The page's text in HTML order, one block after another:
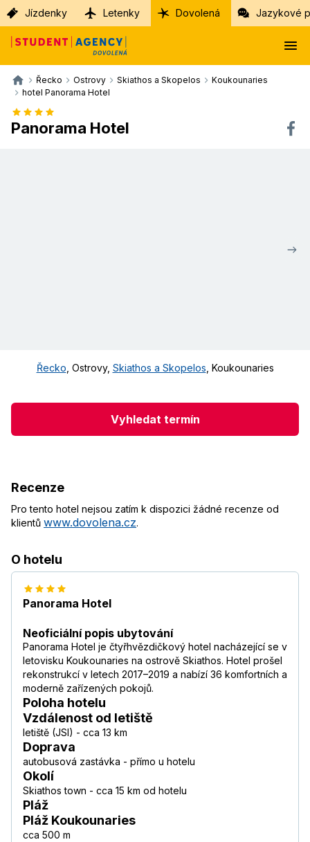
Jízdenky Letenky Dovolená Jazykové
Řecko Ostrovy Skiathos a Skopelos
Koukounaries
hotel Panorama Hotel
Panorama Hotel
Řecko Ostrovy, Skiathos a Skopelos Koukounaries
Vyhledat termín
Recenze
Pro tento hotel nejsou zatím k dispozici žádné recenze od
klientů www.dovolena.cz.
O hotelu
Panorama Hotel
Neoficiální popis ubytování
Panorama Hotel je čtyřhvězdičkový hotel nacházející se v
letovisku Koukounaries na ostrově Skiathos. Hotel prošel
rekonstrukcí v letech 2017–2019 a nabízí 36 komfortních a
moderně zařízených pokojů.
Poloha hotelu
Vzdálenost od letiště
letiště (JSI) - cca 13 km
Doprava
autobusová zastávka - přímo u hotelu
Okolí
Skiathos town - cca 15 km od hotelu
Pláž
Pláž Koukounaries
cca 500 m